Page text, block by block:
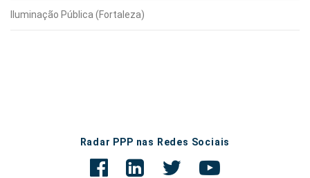
Iluminação Pública (Fortaleza)
Radar PPP nas Redes Sociais